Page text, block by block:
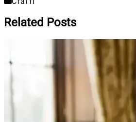
Related Posts